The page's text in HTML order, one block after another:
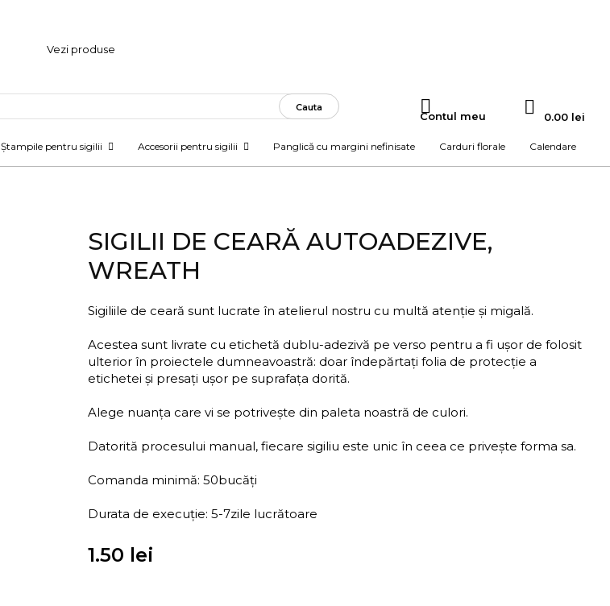
Vezi produse
Cauta
Contul meu 0.00 lei
Ștampile pentru sigilii Accesorii pentru sigilii Panglică cu margini nefinisate Carduri florale Calendare
SIGILII DE CEARĂ AUTOADEZIVE,
WREATH
Sigiliile de ceară sunt lucrate în atelierul nostru cu multă atenție și migală.
Acestea sunt livrate cu etichetă dublu-adezivă pe verso pentru a fi ușor de folosit
ulterior în proiectele dumneavoastră: doar îndepărtați folia de protecție a
etichetei și presați ușor pe suprafața dorită.
Alege nuanța care vi se potrivește din paleta noastră de culori.
Datorită procesului manual, fiecare sigiliu este unic în ceea ce privește forma sa.
Comanda minimă: 50bucăți
Durata de execuție: 5-7zile lucrătoare
1.50 lei